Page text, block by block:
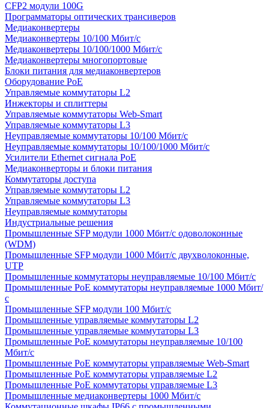
CFP2 модули 100G
Программаторы оптических трансиверов
Медиаконвертеры
Медиаконвертеры 10/100 Мбит/с
Медиаконвертеры 10/100/1000 Мбит/c
Медиаконвертеры многопортовые
Блоки питания для медиаконвертеров
Оборудование PoE
Управляемые коммутаторы L2
Инжекторы и сплиттеры
Управляемые коммутаторы Web-Smart
Управляемые коммутаторы L3
Неуправляемые коммутаторы 10/100 Мбит/с
Неуправляемые коммутаторы 10/100/1000 Мбит/с
Усилители Ethernet сигнала PoE
Медиаконверторы и блоки питания
Коммутаторы доступа
Управляемые коммутаторы L2
Управляемые коммутаторы L3
Неуправляемые коммутаторы
Индустриальные решения
Промышленные SFP модули 1000 Мбит/c одоволоконные
(WDM)
Промышленные SFP модули 1000 Мбит/c двухволоконные,
UTP
Промышленные коммутаторы неуправляемые 10/100 Мбит/с
Промышленные PoE коммутаторы неуправляемые 1000 Мбит/
с
Промышленные SFP модули 100 Мбит/c
Промышленные управляемые коммутаторы L2
Промышленные управляемые коммутаторы L3
Промышленные PoE коммутаторы неуправляемые 10/100
Мбит/с
Промышленные PoE коммутаторы управляемые Web-Smart
Промышленные PoE коммутаторы управляемые L2
Промышленные PoE коммутаторы управляемые L3
Промышленные медиаконвертеры 1000 Мбит/с